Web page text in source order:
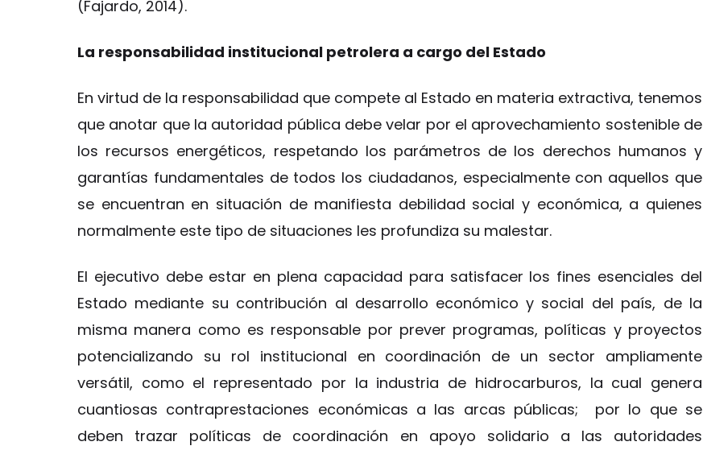
(Fajardo, 2014).
La responsabilidad institucional petrolera a cargo del Estado
En virtud de la responsabilidad que compete al Estado en materia extractiva, tenemos
que anotar que la autoridad pública debe velar por el aprovechamiento sostenible de
los recursos energéticos, respetando los parámetros de los derechos humanos y
garantías fundamentales de todos los ciudadanos, especialmente con aquellos que
se encuentran en situación de manifiesta debilidad social y económica, a quienes
normalmente este tipo de situaciones les profundiza su malestar.
El ejecutivo debe estar en plena capacidad para satisfacer los fines esenciales del
Estado mediante su contribución al desarrollo económico y social del país, de la
misma manera como es responsable por prever programas, políticas y proyectos
potencializando su rol institucional en coordinación de un sector ampliamente
versátil, como el representado por la industria de hidrocarburos, la cual genera
cuantiosas contraprestaciones económicas a las arcas públicas; por lo que se
deben trazar políticas de coordinación en apoyo solidario a las autoridades